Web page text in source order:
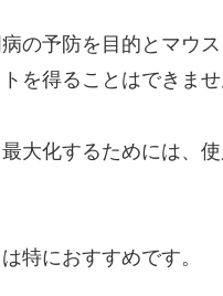
の予防を目的とマウ
を得ることはできませ
大化するためには、
特におすすめです。